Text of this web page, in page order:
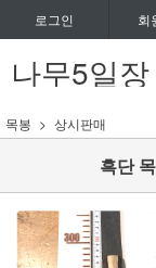
로그인 회
나무5일장
목봉 상시판매
흑단